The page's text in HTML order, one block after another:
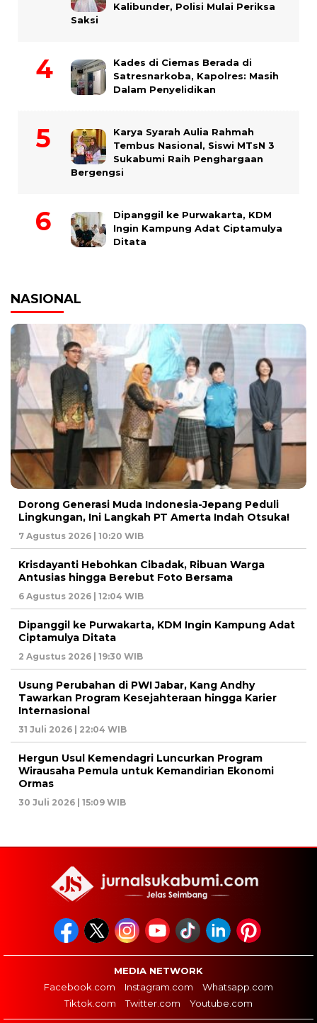
Kalibunder, Polisi Mulai Periksa
Saksi
Kades di Ciemas Berada di
Satresnarkoba, Kapolres: Masih
Dalam Penyelidikan
Karya Syarah Aulia Rahmah
Tembus Nasional, Siswi MTsN 3
Sukabumi Raih Penghargaan
Bergengsi
Dipanggil ke Purwakarta, KDM
Ingin Kampung Adat Ciptamulya
Ditata
NASIONAL
Dorong Generasi Muda Indonesia-Jepang Peduli
Lingkungan, Ini Langkah PT Amerta Indah Otsuka!
7 Agustus 2026 | 10:20 WIB
Krisdayanti Hebohkan Cibadak, Ribuan Warga
Antusias hingga Berebut Foto Bersama
6 Agustus 2026 | 12:04 WIB
Dipanggil ke Purwakarta, KDM Ingin Kampung Adat
Ciptamulya Ditata
2 Agustus 2026 | 19:30 WIB
Usung Perubahan di PWI Jabar, Kang Andhy
Tawarkan Program Kesejahteraan hingga Karier
Internasional
31 Juli 2026 | 22:04 WIB
Hergun Usul Kemendagri Luncurkan Program
Wirausaha Pemula untuk Kemandirian Ekonomi
Ormas
30 Juli 2026 | 15:09 WIB
MEDIA NETWORK
Facebook.com
Instagram.com
Whatsapp.com
Tiktok.com
Twitter.com Youtube.com